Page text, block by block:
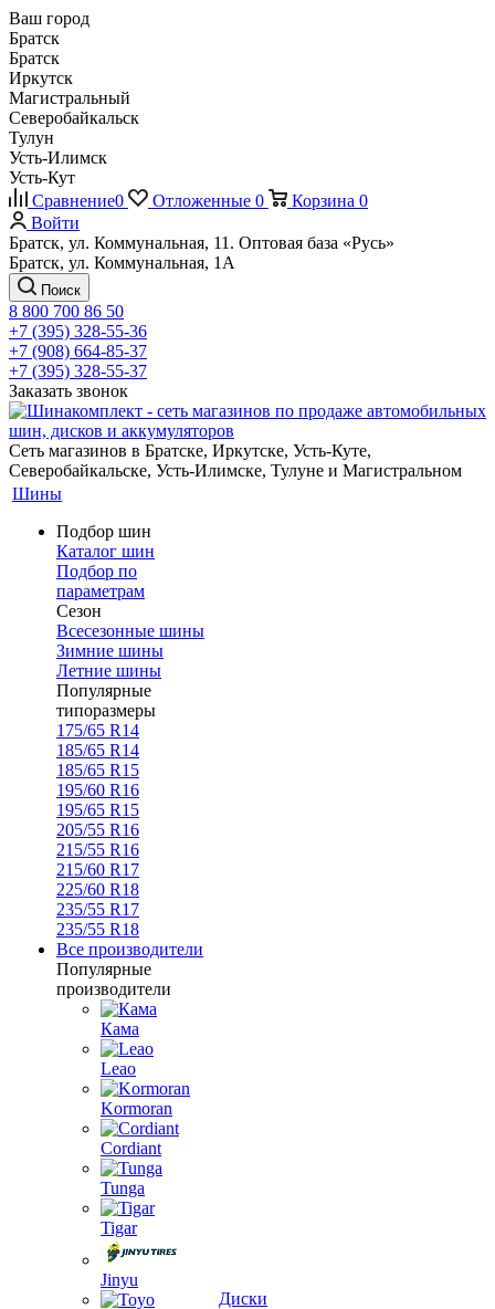
Ваш город
Братск
Братск
Иркутск
Магистральный
Северобайкальск
Тулун
Усть-Илимск
Усть-Кут
Сравнение0 Отложенные 0 Корзина 0
Войти
Братск, ул. Коммунальная, 11. Оптовая база «Русь»
Братск, ул. Коммунальная, 1А
Поиск
8 800 700 86 50
+7 (395) 328-55-36
+7 (908) 664-85-37
+7 (395) 328-55-37
Заказать звонок
Сеть магазинов в Братске, Иркутске, Усть-Куте,
Северобайкальске, Усть-Илимске, Тулуне и Магистральном
Шины
Подбор шин
Каталог шин
Подбор по
параметрам
Сезон
Всесезонные шины
Зимние шины
Летние шины
Популярные
типоразмеры
175/65 R14
185/65 R14
185/65 R15
195/60 R16
195/65 R15
205/55 R16
215/55 R16
215/60 R17
225/60 R18
235/55 R17
235/55 R18
Все производители
Популярные
производители
Кама
Leao
Kormoran
Cordiant
Tunga
Tigar
Jinyu
Диски